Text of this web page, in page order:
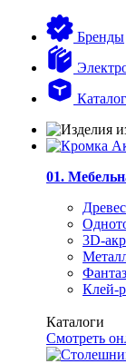
Бренды
01.
3D-
Клей-
Каталоги
Смотреть